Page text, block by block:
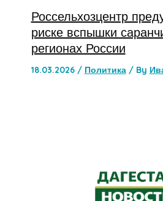
Россельхозцентр
риске вспышки
регионах России
18.03.2026 / Политика/ By